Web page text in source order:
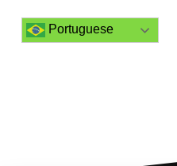
Portuguese